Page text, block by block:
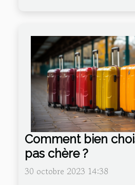
Comment bien
pas chère ?
30 octobre 2023 14:38